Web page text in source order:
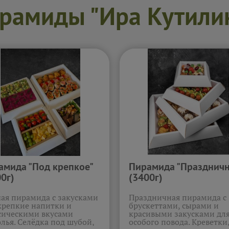
"Ира
"Под крепкое"
пирамида с закусками
напитки и
вкусами
Селёдка под шубой,
Пирамида
(3400г)
Праздничная пирамида с
брускеттами, сырами и
красивыми закусками
особого повода. Креветки,